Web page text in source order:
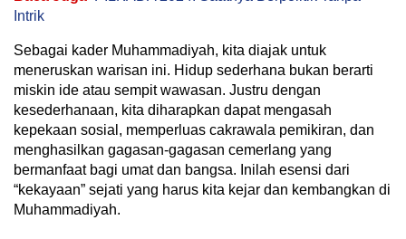
Intrik
Sebagai kader Muhammadiyah, kita diajak untuk
meneruskan warisan ini. Hidup sederhana bukan berarti
miskin ide atau sempit wawasan. Justru dengan
kesederhanaan, kita diharapkan dapat mengasah
kepekaan sosial, memperluas cakrawala pemikiran, dan
menghasilkan gagasan-gagasan cemerlang yang
bermanfaat bagi umat dan bangsa. Inilah esensi dari
“kekayaan” sejati yang harus kita kejar dan kembangkan di
Muhammadiyah.